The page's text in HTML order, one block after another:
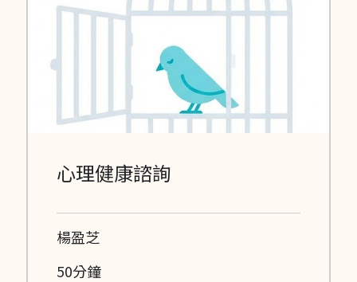
心理健康諮詢
楊盈芝
50分鐘